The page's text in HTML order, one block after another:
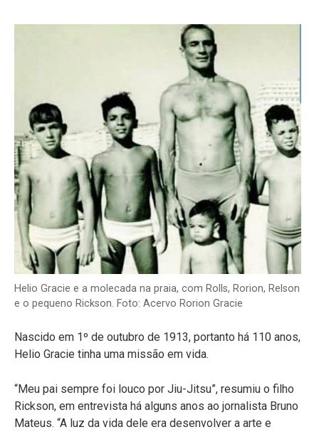
Helio Gracie e a molecada na praia, com Rolls, Rorion, Relson
e o pequeno Rickson. Foto: Acervo Rorion Gracie
Nascido em 1º de outubro de 1913, portanto há 110 anos,
Helio Gracie tinha uma missão em vida.
“Meu pai sempre foi louco por Jiu-Jitsu”, resumiu o filho
Rickson, em entrevista há alguns anos ao jornalista Bruno
Mateus. “A luz da vida dele era desenvolver a arte e